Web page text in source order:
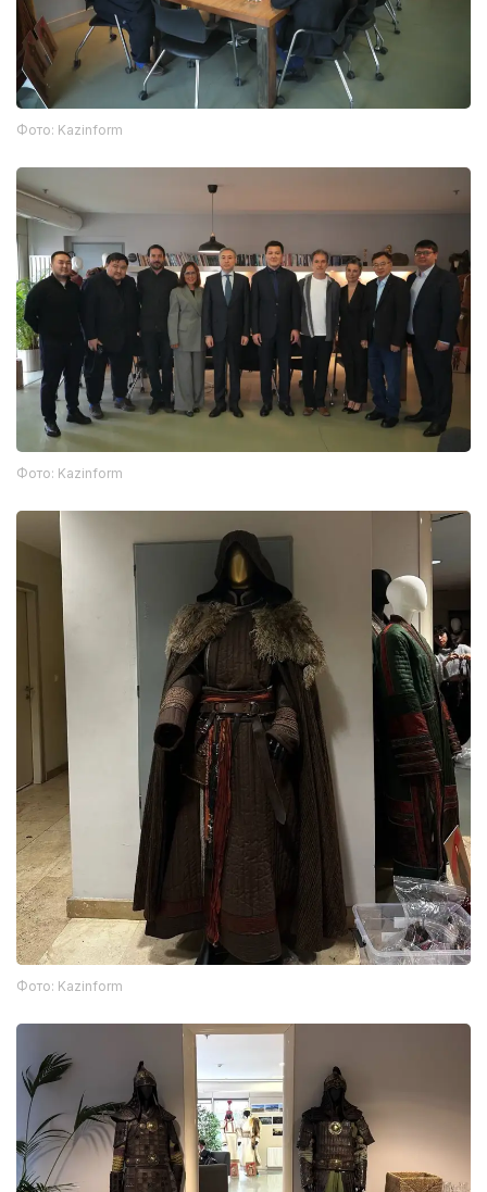
Фото: Kazinform
Фото: Kazinform
Фото: Kazinform